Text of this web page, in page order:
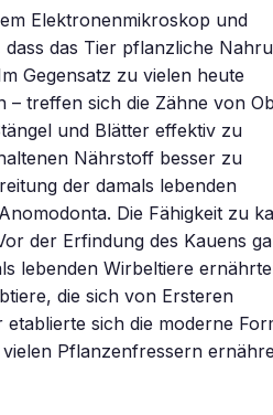
Elektronenmikroskop und
das Tier pflanzliche
Gegensatz zu vielen heute
– treffen sich die Zähne von
und Blätter effektiv zu
Nährstoff besser zu
der damals lebenden
Die Fähigkeit zu
der Erfindung des Kauens
lebenden Wirbeltiere
die sich von Ersteren
sich die moderne
Pflanzenfressern